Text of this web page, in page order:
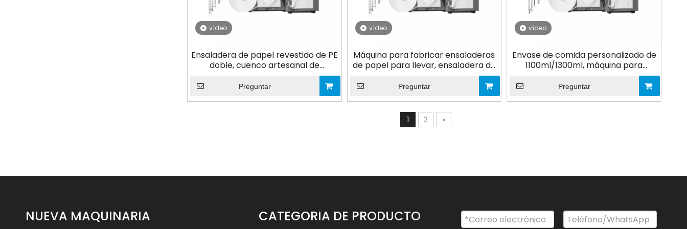
vídeo
Ensaladera de papel revestido de PE
doble, cuenco artesanal de
ensalada personalizado ecológico,
máquina para fabricar cajas de
Preguntar
vídeo
Máquina para fabricar ensaladeras
de papel para llevar, ensaladera de
papel desechable para envasado de
alimentos, ensaladera de papel
Preguntar
vídeo
Envase de comida personalizado de
1100ml/1300ml, máquina para
fabricar ensaladeras de papel Kraft
desechables de varios tamaños,
Preguntar
1 2 »
NUEVA MAQUINARIA CATEGORIA DE PRODUCTO